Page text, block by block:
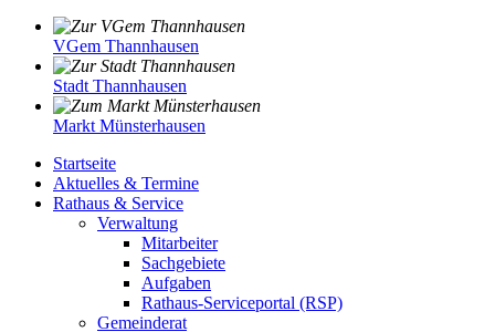
VGem Thannhausen
Stadt Thannhausen
Markt Münsterhausen
Startseite
Aktuelles & Termine
Rathaus & Service
Verwaltung
Mitarbeiter
Sachgebiete
Aufgaben
Rathaus-Serviceportal (RSP)
Gemeinderat